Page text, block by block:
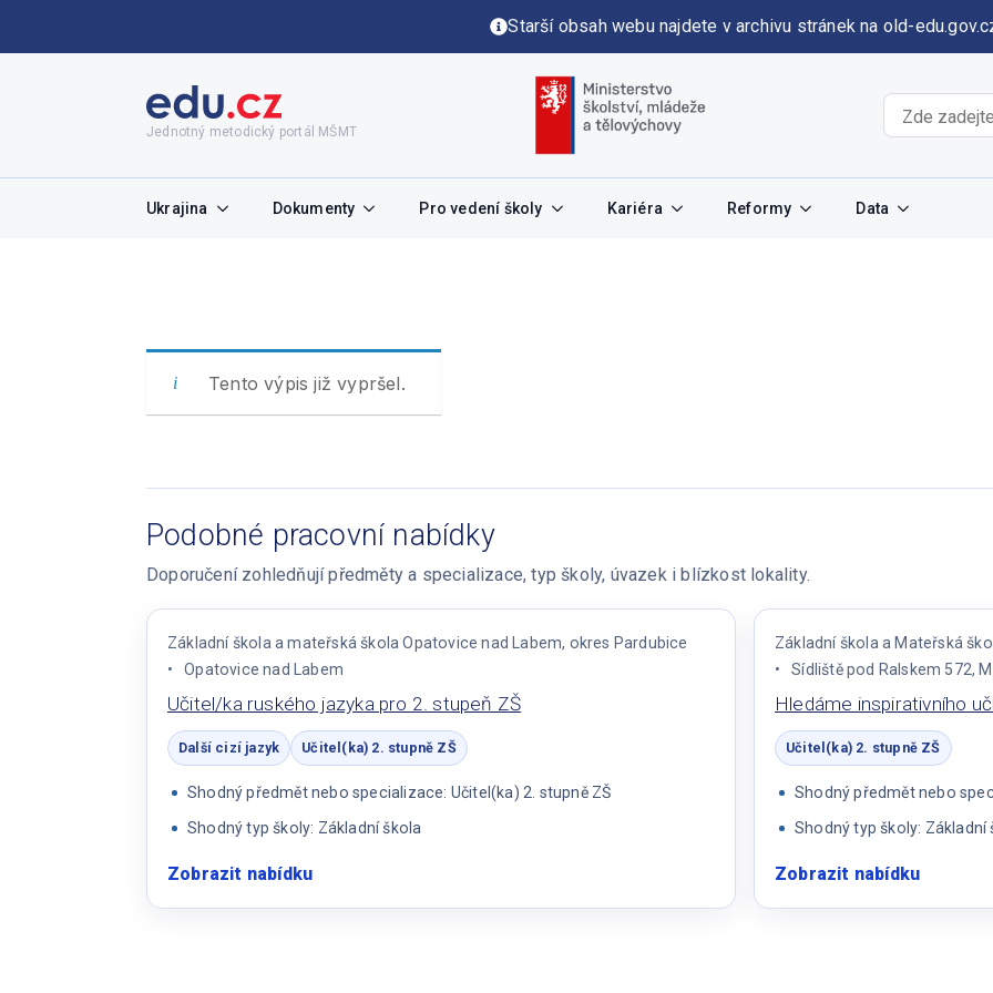
Starší obsah webu najdete v archivu stránek na old-
Jednotný metodický portál MŠMT
Ukrajina Dokumenty Pro vedení školy Kariéra Reformy Data
Tento výpis již vypršel.
Podobné pracovní nabídky
Doporučení zohledňují předměty a specializace, typ školy, úvazek i blízkost lokality.
Základní škola a mateřská škola Opatovice nad Labem, okres Pardubice
Opatovice nad Labem
Učitel/ka ruského jazyka pro 2. stupeň ZŠ
Další cizí jazyk Učitel(ka) 2. stupně ZŠ
Shodný předmět nebo specializace: Učitel(ka) 2. stupně ZŠ
Shodný typ školy: Základní škola
Zobrazit nabídku:
Základní škola a Mateřská
Sídliště pod Ralskem 572,
Hledáme inspirativního
Učitel(ka) 2. stupně ZŠ
Shodný předmět nebo
Shodný typ školy: Základní
Zobrazit nabídku: